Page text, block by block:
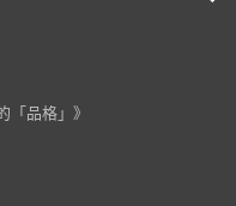
「品格」》